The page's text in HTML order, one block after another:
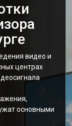
видео и
центрах
основными